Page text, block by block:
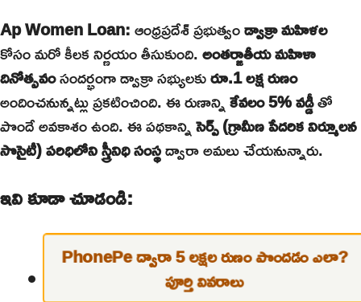
Ap Women Loan:ఆంధ్రప్రదేశ్ ప్రభుత్వండ్వాక్రా మహిళల
కోసం మరో కీలక నిర్ణయం తీసుకుంది.అంతర్జాతీయ మహిళా
దినోత్సవంసందర్భంగా డ్వాక్రా సభ్యులకురూ.1 లక్ష రుణం
అందించనున్నట్లు ప్రకటించింది. ఈ రుణాన్నికేవలం 5% వడ్డీతో
పొందే అవకాశం ఉంది. ఈ పథకాన్నిసెర్ప్ (గ్రామీణ పేదరిక నిర్మూలన
సొసైటీ) పరిధిలోని స్త్రీనిధి సంస్థద్వారా అమలు చేయనున్నారు.
ఇవి కూడా చూడండి:
PhonePe ద్వారా 5 లక్షల రుణం పొందడం ఎలా?
పూర్తి వివరాలు